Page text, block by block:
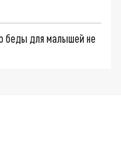
беды для малышей не